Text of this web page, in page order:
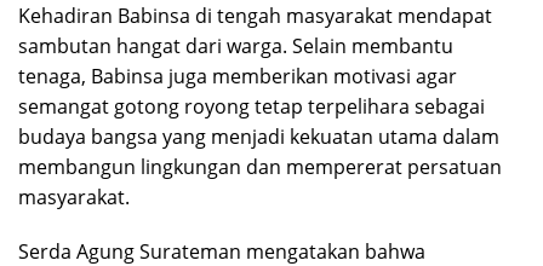
Kehadiran Babinsa di tengah masyarakat mendapat
sambutan hangat dari warga. Selain membantu
tenaga, Babinsa juga memberikan motivasi agar
semangat gotong royong tetap terpelihara sebagai
budaya bangsa yang menjadi kekuatan utama dalam
membangun lingkungan dan mempererat persatuan
masyarakat.
Serda Agung Surateman mengatakan bahwa